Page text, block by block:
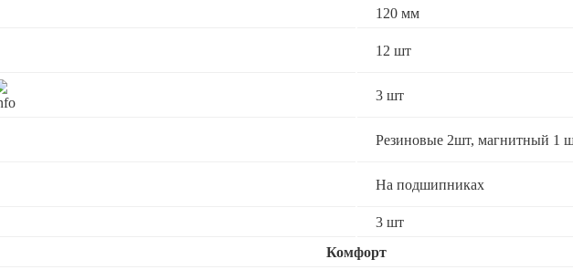
120 мм
12 шт
3 шт
Резиновые 2шт, магнитный 1
На подшипниках
3 шт
Комфорт